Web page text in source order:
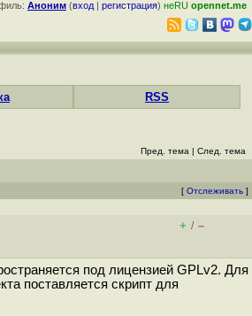
Аноним (вход | регистрация) неRU opennet.me
RSS
Пред. тема | След. тема
[ Отслеживать ]
+ / –
под лицензией GPLv2. Для
поставляется скрипт для